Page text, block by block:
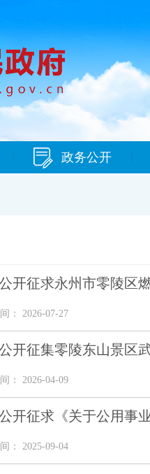
政务公开
开征求永州市零陵区
： 2026-07-27
开征集零陵东山景区
： 2026-04-09
开征求《关于公用事
： 2025-09-04